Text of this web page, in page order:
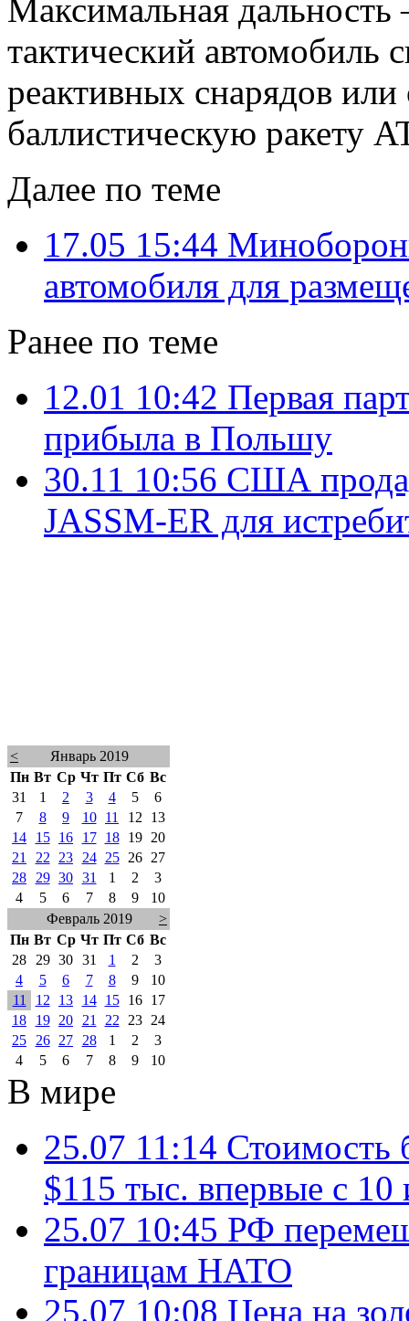
Максимальная
тактический автомобиль
реактивных снарядов
баллистическую ракету
Далее по теме
17.05 15:44
автомобиля для
Ранее по теме
12.01 10:42 Первая
прибыла в Польшу
30.11 10:56 США
JASSM-ER для
<
Январь 2019
Пн Вт Ср Чт Пт Сб Вс
31
1 2 3 4 5
6
7
8 9 10 11 12
13
14
15 16 17 18 19
20
21
22 23 24 25 26
27
28
29 30 31 1 2
3
4
5 6 7 8 9
10
Февраль 2019
>
Пн Вт Ср Чт Пт Сб Вс
28
29 30 31 1 2
3
4
5 6 7 8 9
10
11
12 13 14 15 16
17
18
19 20 21 22 23
24
25
26 27 28 1 2
3
4
5 6 7 8 9 10
В мире
25.07 11:14 Стоимость
$115 тыс. впервые с 10
25.07 10:45 РФ
границам НАТО
25.07 10:08 Цена на